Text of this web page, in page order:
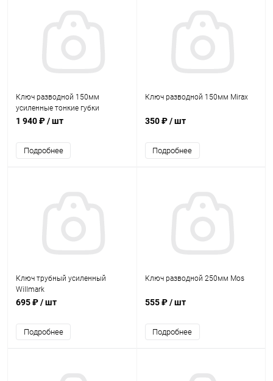
Ключ разводной 150мм
усиленные тонкие губки
Hanskonner
1 940 ₽/ шт
Подробнее
Ключ разводной 150мм Mirax
350 ₽/ шт
Подробнее
Ключ трубный усиленный
Willmark
695 ₽/ шт
Подробнее
Ключ разводной 250мм Mos
555 ₽/ шт
Подробнее